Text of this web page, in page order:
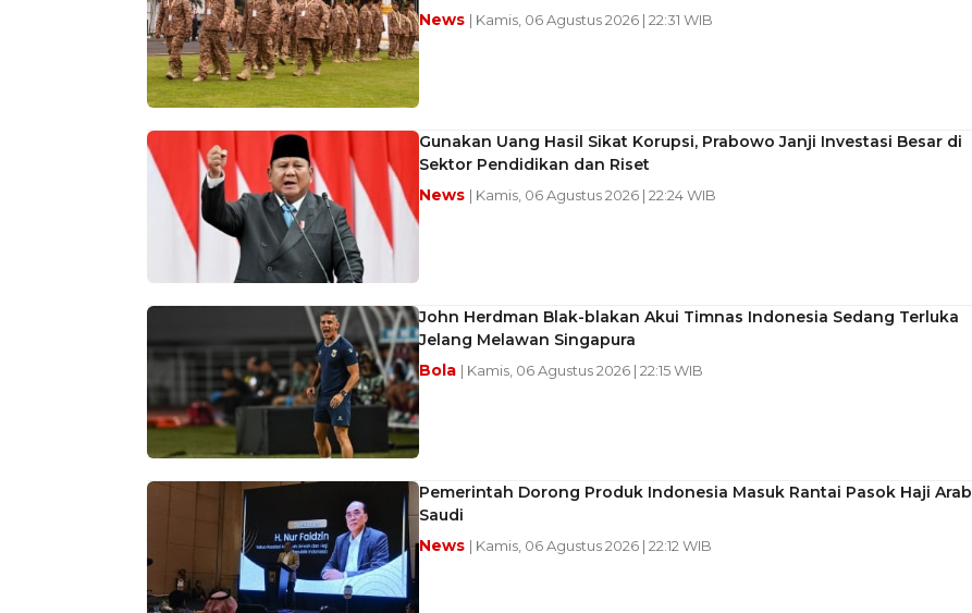
News | Kamis, 06 Agustus 2026 | 22:31 WIB
Gunakan Uang Hasil Sikat Korupsi, Prabowo Janji Investasi Besar di
Sektor Pendidikan dan Riset
News | Kamis, 06 Agustus 2026 | 22:24 WIB
John Herdman Blak-blakan Akui Timnas Indonesia Sedang Terluka
Jelang Melawan Singapura
Bola | Kamis, 06 Agustus 2026 | 22:15 WIB
Pemerintah Dorong Produk Indonesia Masuk Rantai Pasok Haji Arab
Saudi
News | Kamis, 06 Agustus 2026 | 22:12 WIB